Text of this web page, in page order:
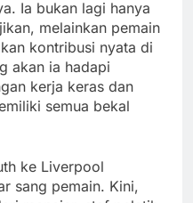
Ia bukan lagi hanya
melainkan pemain
kontribusi nyata di
akan ia hadapi
kerja keras dan
semua bekal
ke Liverpool
sang pemain. Kini,